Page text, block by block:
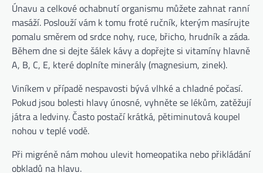
Únavu a celkové ochabnutí organismu můžete zahnat ranní
masáží. Poslouží vám k tomu froté ručník, kterým masírujte
pomalu směrem od srdce nohy, ruce, břicho, hrudník a záda.
Během dne si dejte šálek kávy a dopřejte si vitamíny hlavně
A, B, C, E, které doplníte minerály (magnesium, zinek).
Viníkem v případě nespavosti bývá vlhké a chladné počasí.
Pokud jsou bolesti hlavy únosné, vyhněte se lékům, zatěžují
játra a ledviny. Často postačí krátká, pětiminutová koupel
nohou v teplé vodě.
Při migréně nám mohou ulevit homeopatika nebo přikládání
obkladů na hlavu.